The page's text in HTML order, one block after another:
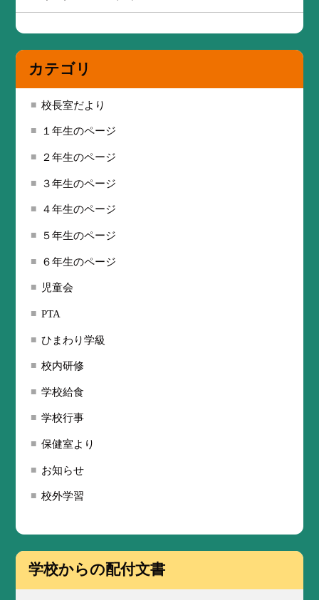
カテゴリ
校長室だより
１年生のページ
２年生のページ
３年生のページ
４年生のページ
５年生のページ
６年生のページ
児童会
PTA
ひまわり学級
校内研修
学校給食
学校行事
保健室より
お知らせ
校外学習
学校からの配付文書